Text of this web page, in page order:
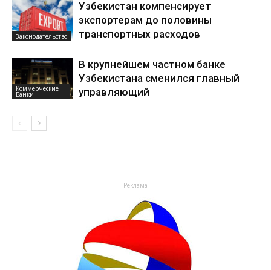
Законодательство
Узбекистан компенсирует
экспортерам до половины
транспортных расходов
Коммерческие
Банки
В крупнейшем частном банке
Узбекистана сменился главный
управляющий
- Реклама -